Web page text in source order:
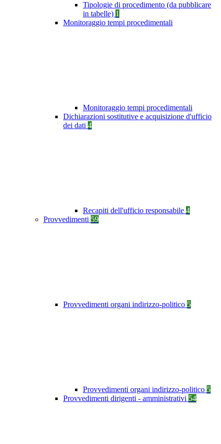
Tipologie di procedimento (da pubblicare
in tabelle) 1
Monitoraggio tempi procedimentali
Monitoraggio tempi procedimentali
Dichiarazioni sostitutive e acquisizione d'ufficio
dei dati 4
Recapiti dell'ufficio responsabile 4
Provvedimenti 59
Provvedimenti organi indirizzo-politico 5
Provvedimenti organi indirizzo-politico 5
Provvedimenti dirigenti - amministrativi 54